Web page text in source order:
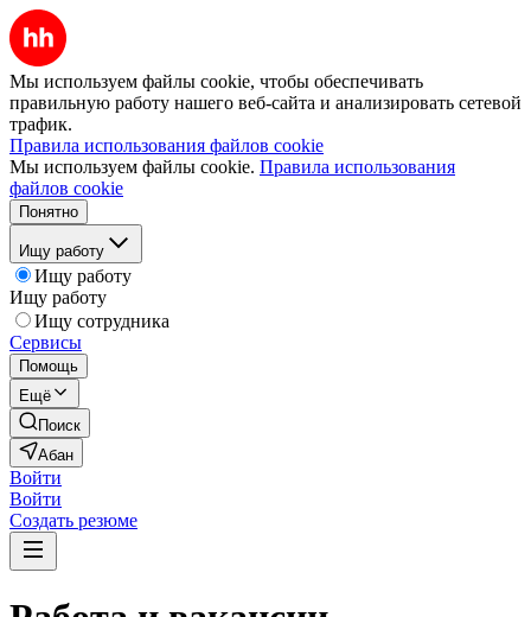
Мы используем файлы cookie, чтобы обеспечивать
правильную работу нашего веб-сайта и анализировать сетевой
трафик.
Правила использования файлов cookie
Мы используем файлы cookie. Правила использования
файлов cookie
Понятно
Ищу работу
Ищу работу
Ищу работу
Ищу сотрудника
Сервисы
Помощь
Ещё
Поиск
Абан
Войти
Войти
Создать резюме